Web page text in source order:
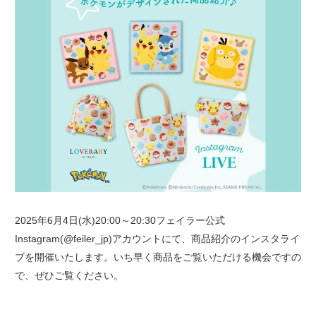
2025年6月4日(水)20:00～20:30フェイラー公式
Instagram(@feiler_jp)アカウントにて、商品紹介のインスタライ
ブを開催いたします。いち早く商品をご覧いただける機会ですの
で、ぜひご覧ください。